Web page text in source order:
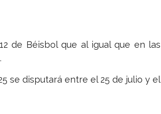
de Béisbol que al igual que en las
se disputará entre el 25 de julio y el